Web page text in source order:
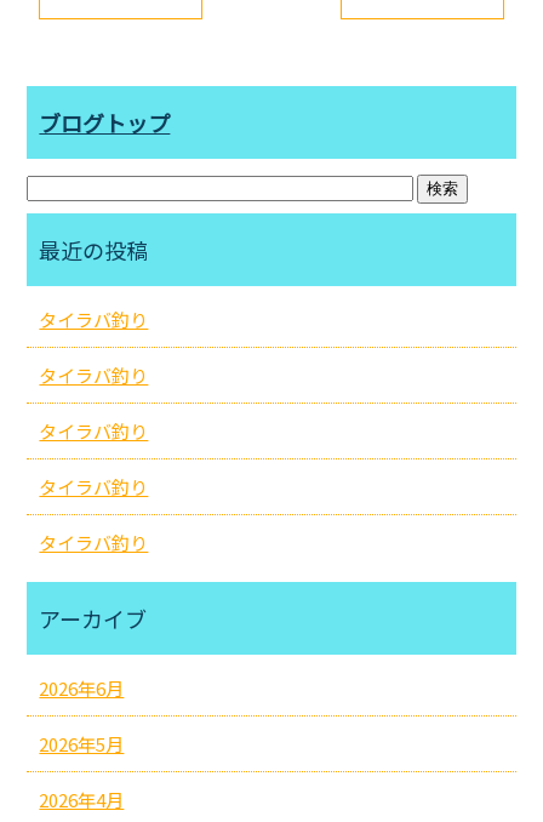
ブログトップ
最近の投稿
タイラバ釣り
タイラバ釣り
タイラバ釣り
タイラバ釣り
タイラバ釣り
アーカイブ
2026年6月
2026年5月
2026年4月